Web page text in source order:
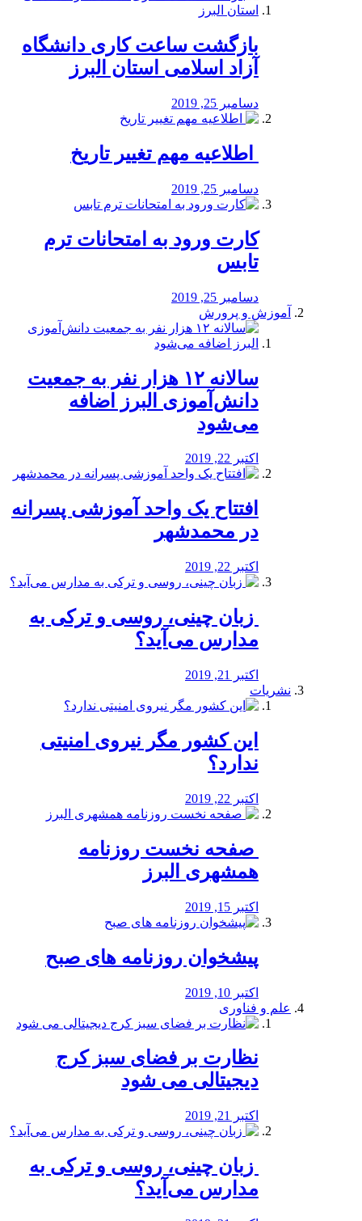
بازگشت ساعت کاری دانشگاه
آزاد اسلامی استان البرز
دسامبر 25, 2019
️ اطلاعیه مهم تغییر تاریخ
دسامبر 25, 2019
کارت ورود به امتحانات ترم
تابس
دسامبر 25, 2019
آموزش و پرورش
️سالانه ۱۲ هزار نفر به جمعیت
دانش‌آموزی البرز اضافه
می‌شود
اکتبر 22, 2019
افتتاح یک واحد آموزشی پسرانه
در محمدشهر
اکتبر 22, 2019
️ زبان چینی، روسی و ترکی به
مدارس می‌آید؟
اکتبر 21, 2019
نشریات
این کشور مگر نیروی امنیتی
ندارد؟
اکتبر 22, 2019
️ صفحه نخست روزنامه‌
همشهری البرز
اکتبر 15, 2019
پیشخوان روزنامه های صبح
اکتبر 10, 2019
علم و فناوری
نظارت بر فضای سبز کرج
دیجیتالی می شود
اکتبر 21, 2019
️ زبان چینی، روسی و ترکی به
مدارس می‌آید؟